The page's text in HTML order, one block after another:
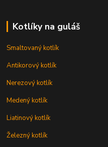
Kotlíky na guláš
Smaltovaný kotlík
Antikorový kotlík
Nerezový kotlík
Medený kotlík
Liatinový kotlík
Železný kotlík